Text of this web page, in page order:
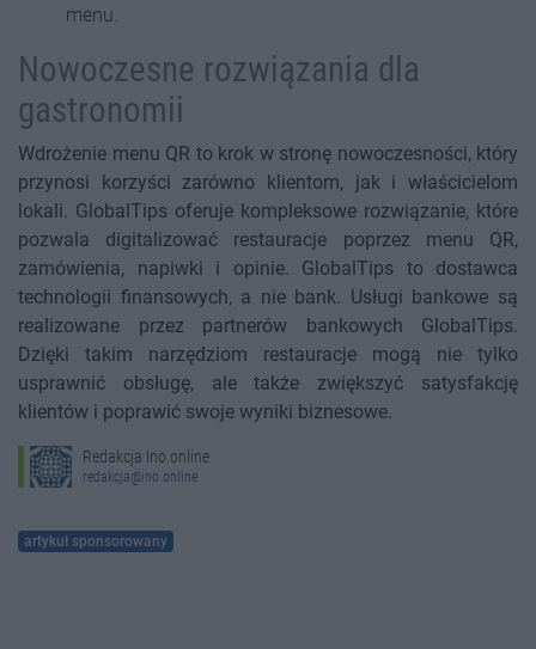
menu.
Nowoczesne rozwiązania dla
gastronomii
Wdrożenie menu QR to krok w stronę nowoczesności, który
przynosi korzyści zarówno klientom, jak i właścicielom
lokali. GlobalTips oferuje kompleksowe rozwiązanie, które
pozwala digitalizować restauracje poprzez menu QR,
zamówienia, napiwki i opinie. GlobalTips to dostawca
technologii finansowych, a nie bank. Usługi bankowe są
realizowane przez partnerów bankowych GlobalTips.
Dzięki takim narzędziom restauracje mogą nie tylko
usprawnić obsługę, ale także zwiększyć satysfakcję
klientów i poprawić swoje wyniki biznesowe.
Redakcja Ino.online
redakcja@ino.online
artykuł sponsorowany